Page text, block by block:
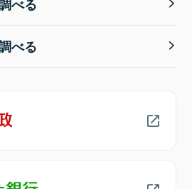
べる
べる